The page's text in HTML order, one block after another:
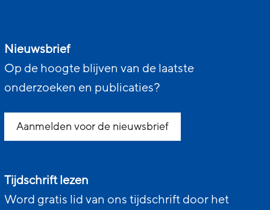
Nieuwsbrief
Op de hoogte blijven van de laatste
onderzoeken en publicaties?
Aanmelden voor de nieuwsbrief
Tijdschrift lezen
Word gratis lid van ons tijdschrift door het